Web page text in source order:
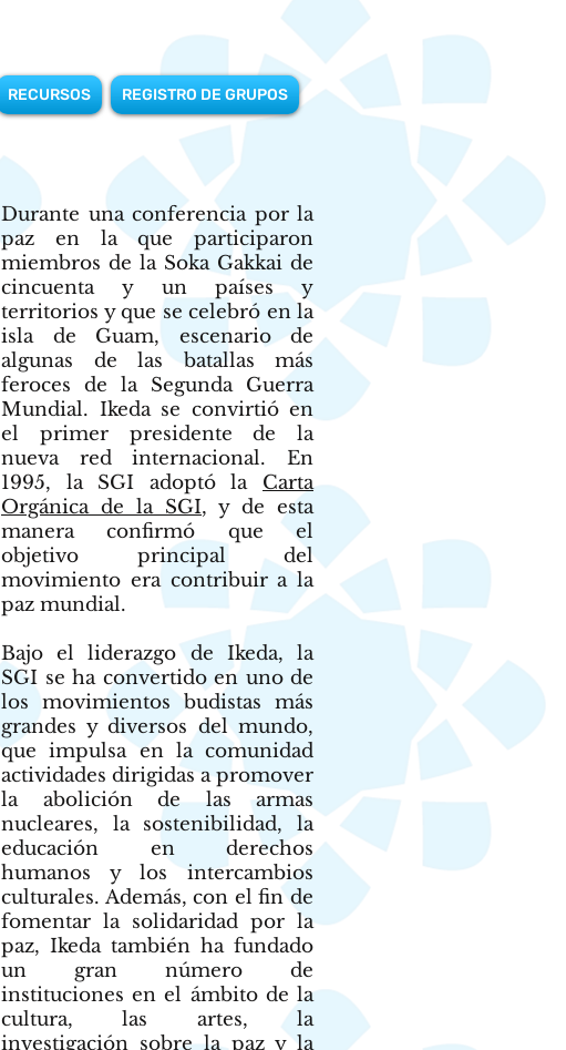
RECURSOS REGISTRO DE GRUPOS
Durante una conferencia por la
paz en la que participaron
miembros de la Soka Gakkai de
cincuenta y un países y
territorios y que se celebró en la
isla de Guam, escenario de
algunas de las batallas más
feroces de la Segunda Guerra
Mundial. Ikeda se convirtió en
el primer presidente de la
nueva red internacional. En
1995, la SGI adoptó la Carta
Orgánica de la SGI, y de esta
manera confirmó que el
objetivo principal del
movimiento era contribuir a la
paz mundial.
Bajo el liderazgo de Ikeda, la
SGI se ha convertido en uno de
los movimientos budistas más
grandes y diversos del mundo,
que impulsa en la comunidad
actividades dirigidas a promover
la abolición de las armas
nucleares, la sostenibilidad, la
educación en derechos
humanos y los intercambios
culturales. Además, con el fin de
fomentar la solidaridad por la
paz, Ikeda también ha fundado
un gran número de
instituciones en el ámbito de la
cultura, las artes, la
investigación sobre la paz y la